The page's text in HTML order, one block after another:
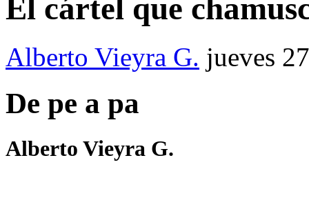
El cártel que
Alberto Vieyra G. jueves
De pe a pa
Alberto Vieyra G.